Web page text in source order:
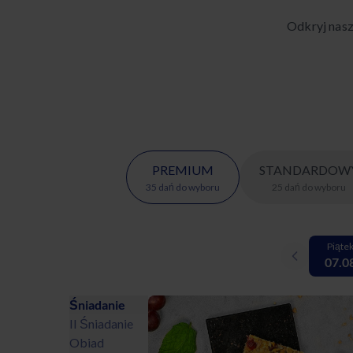
Odkryj
PREMIUM
35 dań do wyboru 25 dań do wyboru
Piątek
Śniadanie
II Śniadanie
Obiad